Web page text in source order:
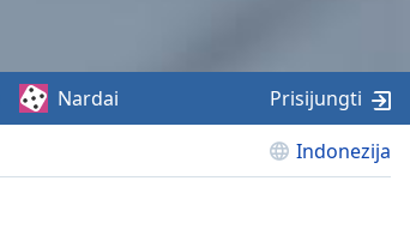
Indonezija
Nardai Prisijungti